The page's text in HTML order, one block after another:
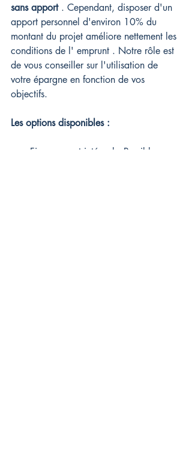
sans apport . Cependant, disposer d'un
apport personnel d'environ 10% du
montant du projet améliore nettement les
conditions de l' emprunt . Notre rôle est
de vous conseiller sur l'utilisation de
votre épargne en fonction de vos
objectifs.
Les options disponibles :
Financement intégral : Possible avec